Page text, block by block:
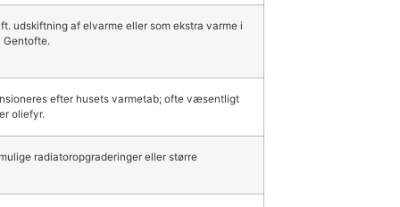
udskiftning af elvarme eller som ekstra varme i
Gentofte.
efter husets varmetab; ofte væsentligt
oliefyr.
radiatoropgraderinger eller større